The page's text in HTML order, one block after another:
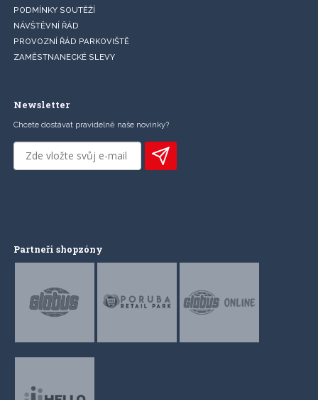
PODMÍNKY SOUTĚŽÍ
NÁVŠTĚVNÍ ŘÁD
PROVOZNÍ ŘÁD PARKOVIŠTĚ
ZAMĚSTNANECKÉ SLEVY
Newsletter
Chcete dostávat pravidelně naše novinky?
Partneři shopzóny